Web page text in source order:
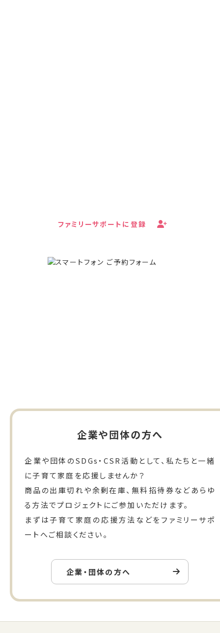
ファミリーサポートに登録
企業や団体の方へ
企業や団体のSDGs・CSR活動として、私たちと一緒
に子育て家庭を応援しませんか？
商品の出庫切れや余剰在庫、無料招待券などあらゆ
る方法でプロジェクトにご参加いただけます。
まずは子育て家庭の応援方法などをファミリーサポ
ートへご相談ください。
企業・団体の方へ